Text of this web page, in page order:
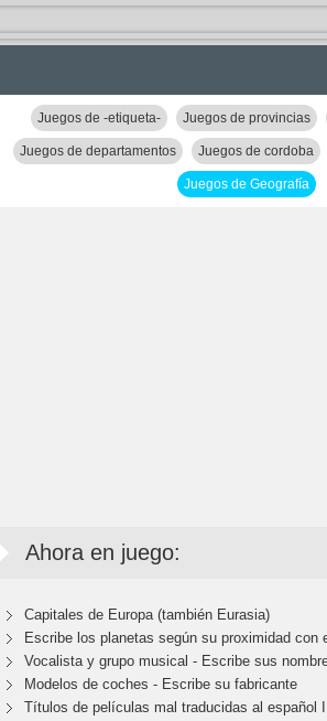
Juegos de -etiqueta- Juegos de provincias
Juegos de departamentos Juegos de cordoba
Juegos de Geografía
Ahora en juego:
Capitales de Europa (también Eurasia)
Escribe los planetas según su proximidad con
Vocalista y grupo musical - Escribe sus
Modelos de coches - Escribe su fabricante
Títulos de películas mal traducidas al español II